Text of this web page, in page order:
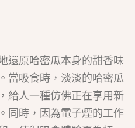
還原哈密瓜本身的甜香味
當吸食時，淡淡的哈密瓜
給人一種仿佛正在享用新
同時，因為電子煙的工作